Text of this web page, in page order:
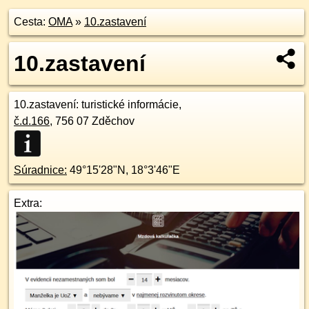
Cesta: OMA» 10.zastavení
10.zastavení
10.zastavení: turistické informácie,
č.d.166, 756 07 Zděchov
Súradnice: 49°15'28"N , 18°3'46"E
Extra: